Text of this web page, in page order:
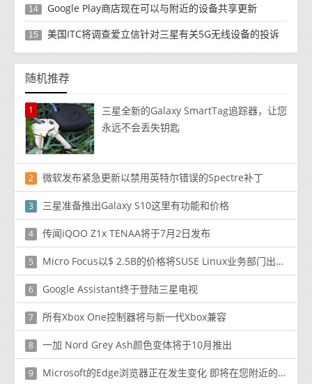
14 Google Play商店现在可以与附近的设备共享更新
15 美国ITC将调查爱立信针对三星有关5G无线设备的投诉
随机推荐
1
三星全新的Galaxy SmartTag追踪器，让您
永远不会丢失钥匙
2 微软发布紧急更新以禁用英特尔错误的Spectre补丁
3 三星准备推出Galaxy S10这里有功能和价格
4 传闻iQOO Z1x TENAA将于7月2日发布
5 Micro Focus以$ 2.5B的价格将SUSE Linux业务部门出售给EQT
6 Google Assistant终于登陆三星电视
7 所有Xbox One控制器将与新一代Xbox兼容
8 一加 Nord Grey Ash颜色变体将于10月推出
9 Microsoft的Edge浏览器正在发生变化 即将在您附近的PC上使用